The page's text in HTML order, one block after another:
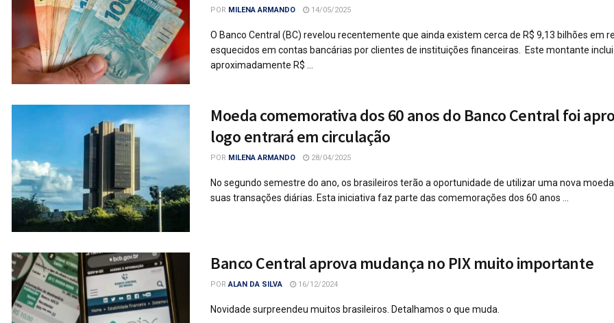
POR MILENA ARMANDO 14/05/2025
O Banco Central (BC) revelou recentemente que ainda existem cerca de R$ 9,13 bilhões em
esquecidos em contas bancárias por clientes de instituições financeiras. Este montante inclui
aproximadamente R$ ...
Moeda comemorativa dos 60 anos do Banco Central foi
logo entrará em circulação
POR MILENA ARMANDO 28/04/2025
No segundo semestre do ano, os brasileiros terão a oportunidade de utilizar uma nova
suas transações diárias. Esta iniciativa faz parte das comemorações dos 60 anos ...
Banco Central aprova mudança no PIX muito importante
POR ALAN DA SILVA 16/12/2024
Novidade surpreendeu muitos brasileiros. Detalhamos o que muda.